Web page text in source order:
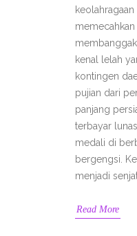
kenal lelah
kontingen
pujian dari
panjang
terbayar
medali di
bergengsi.
menjadi
Read More